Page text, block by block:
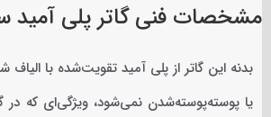
مشخصات فنی گاتر پلی آمید سفید
بدنه این گاتر از پلی آمید تقویت‌شده با